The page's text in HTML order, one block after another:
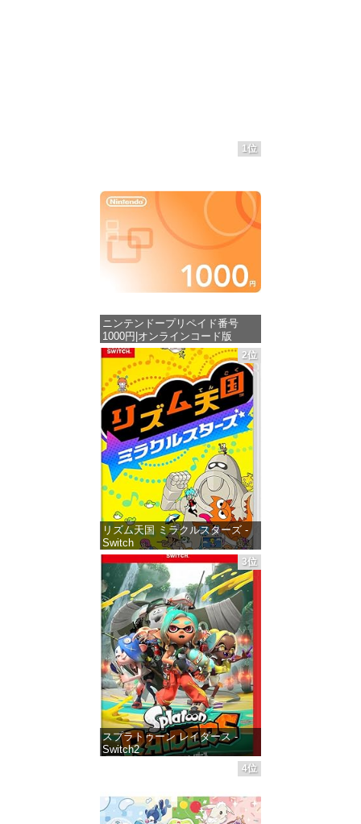
1位
ニンテンドープリペイド番号
1000円|オンラインコード版
価格：¥1,000
2位
リズム天国 ミラクルスターズ -
Switch
価格：¥5,645
3位
スプラトゥーン レイダース -
Switch2
価格：¥6,455
4位